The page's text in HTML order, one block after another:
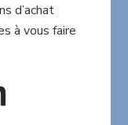
d’achat
à vous faire